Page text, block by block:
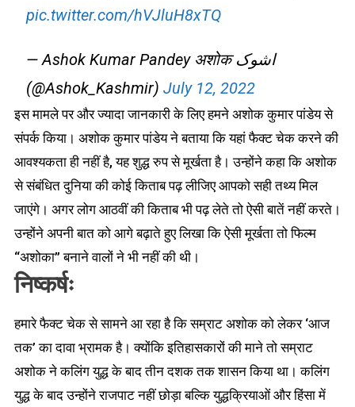
pic.twitter.com/hVJluH8xTQ
— Ashok Kumar Pandey अशोक اشوک
(@Ashok_Kashmir) July 12, 2022
इस मामले पर और ज्यादा जानकारी के लिए हमने अशोक कुमार पांडेय से
संपर्क किया। अशोक कुमार पांडेय ने बताया कि यहां फैक्ट चेक करने की
आवश्यकता ही नहीं है, यह शुद्ध रुप से मूर्खता है। उन्होंने कहा कि अशोक
से संबंधित दुनिया की कोई किताब पढ़ लीजिए आपको सही तथ्य मिल
जाएंगे। अगर लोग आठवीं की किताब भी पढ़ लेते तो ऐसी बातें नहीं करते।
उन्होंने अपनी बात को आगे बढ़ाते हुए लिखा कि ऐसी मूर्खता तो फिल्म
“अशोका” बनाने वालों ने भी नहीं की थी।
निष्कर्षः
हमारे फैक्ट चेक से सामने आ रहा है कि सम्राट अशोक को लेकर ‘आज
तक’ का दावा भ्रामक है। क्योंकि इतिहासकारों की माने तो सम्राट
अशोक ने कलिंग युद्ध के बाद तीन दशक तक शासन किया था। कलिंग
युद्ध के बाद उन्होंने राजपाट नहीं छोड़ा बल्कि युद्धक्रियाओं और हिंसा में